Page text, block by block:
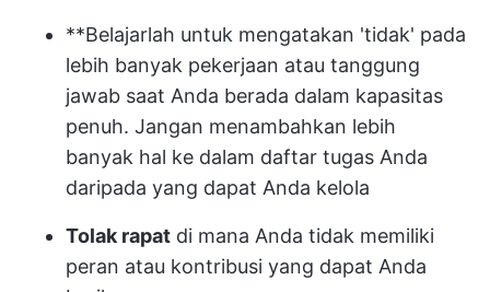
**Belajarlah untuk mengatakan 'tidak' pada
lebih banyak pekerjaan atau tanggung
jawab saat Anda berada dalam kapasitas
penuh. Jangan menambahkan lebih
banyak hal ke dalam daftar tugas Anda
daripada yang dapat Anda kelola
Tolak rapat di mana Anda tidak memiliki
peran atau kontribusi yang dapat Anda